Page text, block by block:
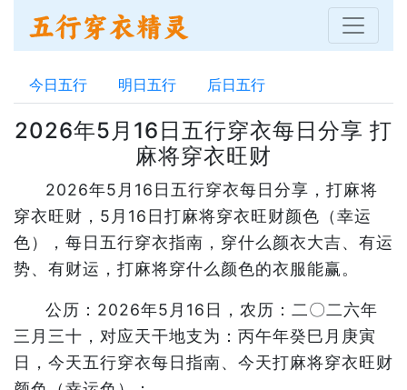
今日五行 明日五行 后日五行
2026年5月16日五行穿衣每日分享 打
麻将穿衣旺财
2026年5月16日五行穿衣每日分享，打麻将
穿衣旺财，5月16日打麻将穿衣旺财颜色（幸运
色），每日五行穿衣指南，穿什么颜衣大吉、有运
势、有财运，打麻将穿什么颜色的衣服能赢。
公历：2026年5月16日，农历：二〇二六年
三月三十，对应天干地支为：丙午年癸巳月庚寅
日，今天五行穿衣每日指南、今天打麻将穿衣旺财